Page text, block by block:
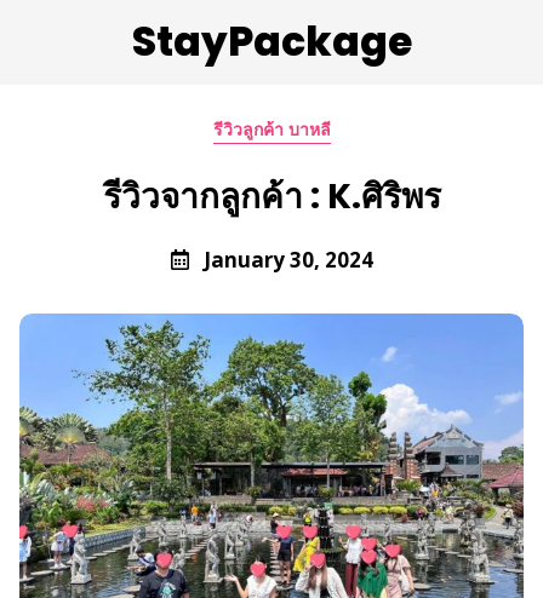
StayPackage
รีวิวลูกค้า บาหลี
รีวิวจากลูกค้า : K.ศิริพร
January 30, 2024